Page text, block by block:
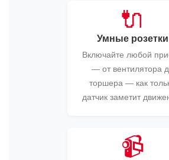
🔌
Умные розетки
Включайте любой
— от вентилятора
торшера — как
датчик заметит
📹